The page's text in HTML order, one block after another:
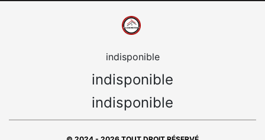
indisponible
indisponible
indisponible